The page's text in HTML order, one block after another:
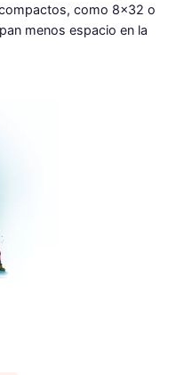
como 8×32 o
menos espacio en la